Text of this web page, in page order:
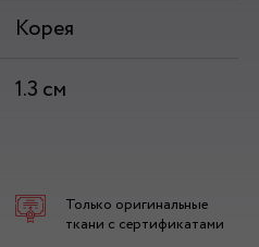
Корея
1.3 см
Только оригинальные
ткани с сертификатами